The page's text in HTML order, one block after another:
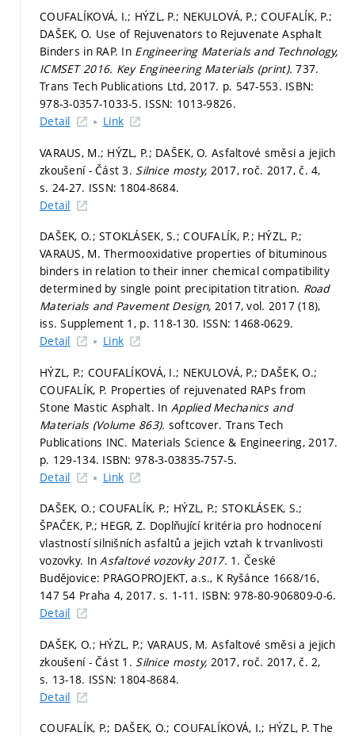
COUFALÍKOVÁ, I.; HÝZL, P.; NEKULOVÁ, P.; COUFALÍK, P.;
DAŠEK, O. Use of Rejuvenators to Rejuvenate Asphalt
Binders in RAP. In Engineering Materials and Technology,
ICMSET 2016. Key Engineering Materials (print).737.
Trans Tech Publications Ltd, 2017. p. 547-553. ISBN:
978-3-0357-1033-5. ISSN: 1013-9826.
Detail
Link
VARAUS, M.; HÝZL, P.; DAŠEK, O. Asfaltové směsi a jejich
zkoušení - Část 3. Silnice mosty, 2017, roč. 2017, č. 4,
s. 24-27. ISSN: 1804-8684.
Detail
DAŠEK, O.; STOKLÁSEK, S.; COUFALÍK, P.; HÝZL, P.;
VARAUS, M. Thermooxidative properties of bituminous
binders in relation to their inner chemical compatibility
determined by single point precipitation titration. Road
Materials and Pavement Design, 2017, vol. 2017 (18),
iss. Supplement 1, p. 118-130. ISSN: 1468-0629.
Detail
Link
HÝZL, P.; COUFALÍKOVÁ, I.; NEKULOVÁ, P.; DAŠEK, O.;
COUFALÍK, P. Properties of rejuvenated RAPs from
Stone Mastic Asphalt. In Applied Mechanics and
Materials (Volume 863). softcover. Trans Tech
Publications INC. Materials Science & Engineering, 2017.
p. 129-134. ISBN: 978-3-03835-757-5.
Detail
Link
DAŠEK, O.; COUFALÍK, P.; HÝZL, P.; STOKLÁSEK, S.;
ŠPAČEK, P.; HEGR, Z. Doplňující kritéria pro hodnocení
vlastností silnišních asfaltů a jejich vztah k trvanlivosti
vozovky. InAsfaltové vozovky 2017. 1. České
Budějovice: PRAGOPROJEKT, a.s., K Ryšánce 1668/16,
147 54 Praha 4, 2017.s. 1-11. ISBN: 978-80-906809-0-6.
Detail
DAŠEK, O.; HÝZL, P.; VARAUS, M. Asfaltové směsi a jejich
zkoušení - Část 1. Silnice mosty, 2017, roč. 2017, č. 2,
s. 13-18. ISSN: 1804-8684.
Detail
COUFALÍK, P.; DAŠEK, O.; COUFALÍKOVÁ, I.; HÝZL, P. The